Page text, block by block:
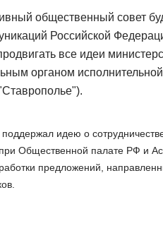
общественный совет
Российской
все идеи
органом
поддержал идею о
Общественной палате РФ и
предложений,